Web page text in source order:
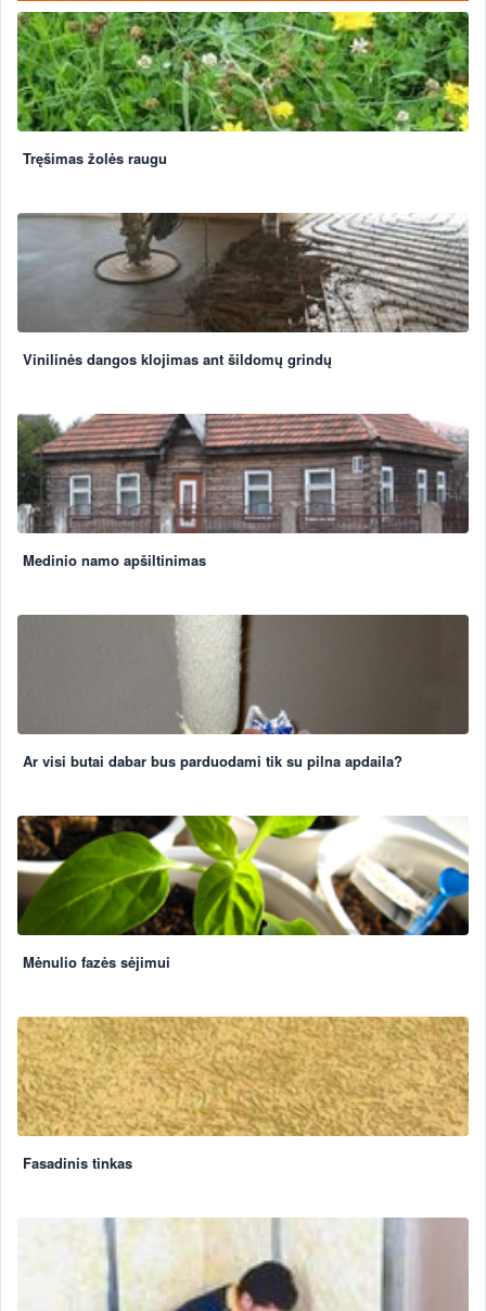
Tręšimas žolės raugu
Vinilinės dangos klojimas ant šildomų grindų
Medinio namo apšiltinimas
Ar visi butai dabar bus parduodami tik su pilna apdaila?
Mėnulio fazės sėjimui
Fasadinis tinkas